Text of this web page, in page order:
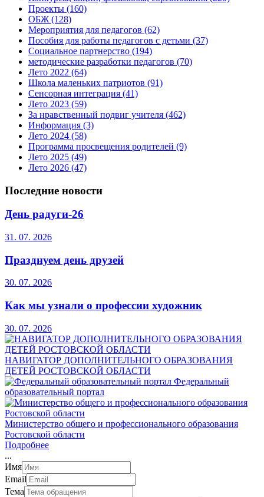
Проекты (160)
ОБЖ (128)
Мероприятия для педагогов (62)
Пособия для работы педагогов с детьми (37)
Социальное партнерство (194)
методические разработки педагогов (70)
Лето 2022 (64)
Школа маленьких патриотов (91)
Сенсорная интеграция (41)
Лето 2023 (59)
За нравственный подвиг учителя (462)
Информация (3)
Лето 2024 (58)
Программа просвещения родителей (9)
Лето 2025 (49)
Лето 2026 (47)
Последние новости
День радуги-26
31. 07. 2026
Празднуем день друзей
30. 07. 2026
Как мы узнали о профессии художник
30. 07. 2026
НАВИГАТОР ДОПОЛНИТЕЛЬНОГО ОБРАЗОВАНИЯ
ДЕТЕЙ РОСТОВСКОЙ ОБЛАСТИ
Федеральный
образовательный портал
Министерство общего и профессионального образования
Ростовской области
Подробнее
...
Имя
Email
Тема